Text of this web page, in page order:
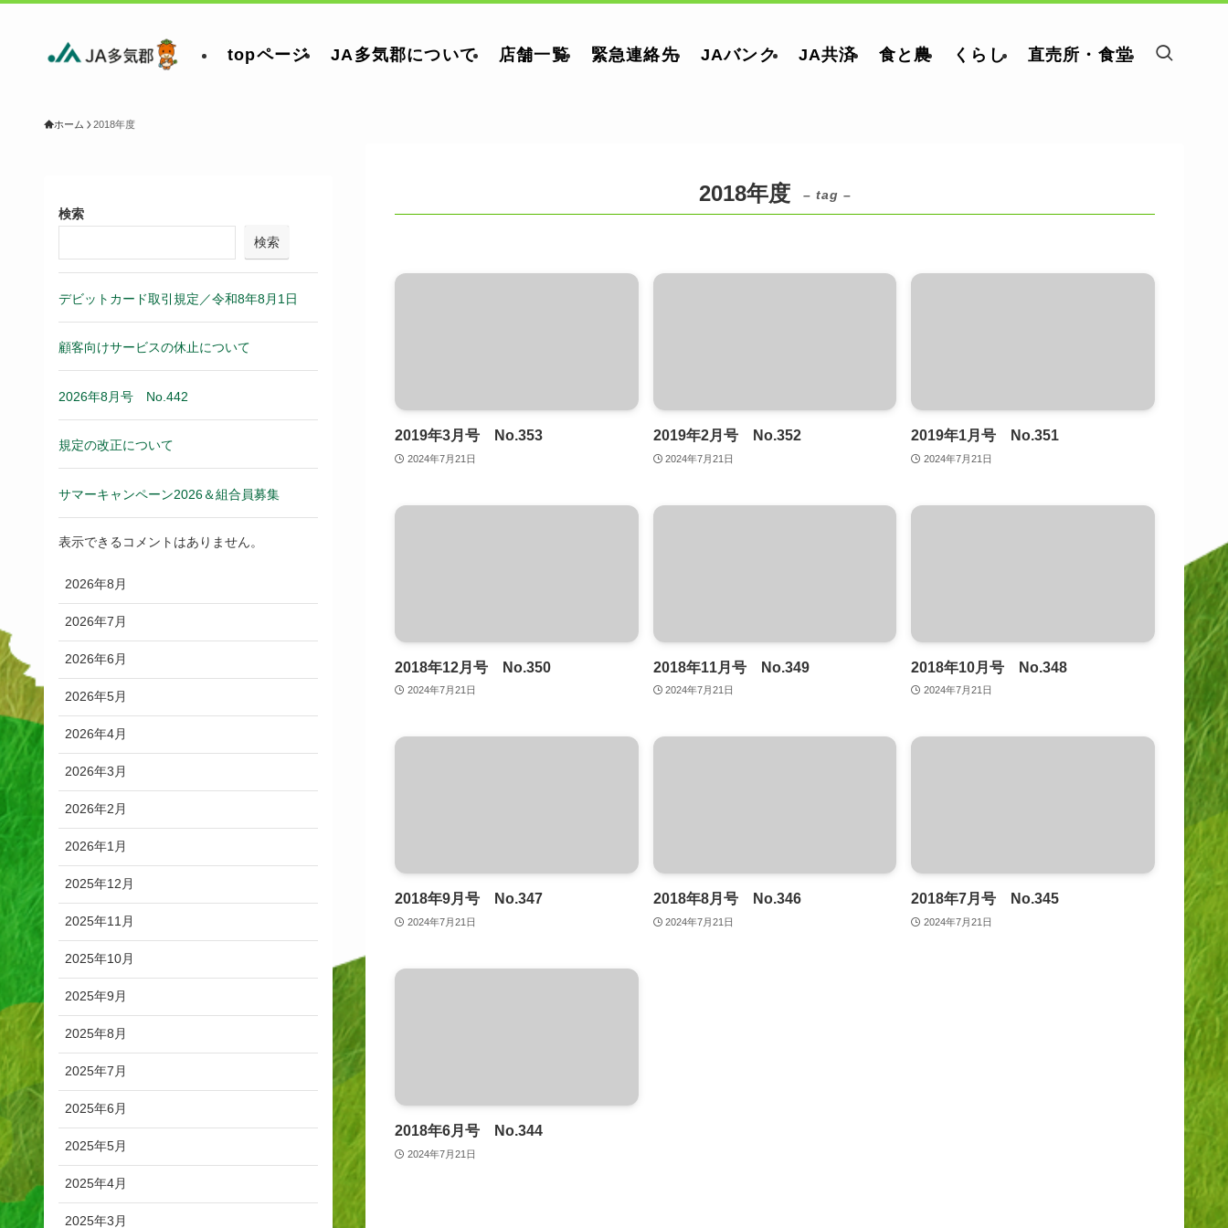
topページ JA多気郡について 店舗一覧 緊急連絡先 JAバンク JA共済 食と農 くらし 直売所・食堂
ホーム 2018年度
2018年度 – tag –
2019年3月号 No.353
2024年7月21日
2019年2月号 No.352
2024年7月21日
2019年1月号 No.351
2024年7月21日
2018年12月号 No.350
2024年7月21日
2018年11月号 No.349
2024年7月21日
2018年10月号 No.348
2024年7月21日
2018年9月号 No.347
2024年7月21日
2018年8月号 No.346
2024年7月21日
2018年7月号 No.345
2024年7月21日
2018年6月号 No.344
2024年7月21日
検索
検索
デビットカード取引規定／令和8年8月1日
顧客向けサービスの休止について
2026年8月号 No.442
規定の改正について
サマーキャンペーン2026＆組合員募集
表示できるコメントはありません。
2026年8月
2026年7月
2026年6月
2026年5月
2026年4月
2026年3月
2026年2月
2026年1月
2025年12月
2025年11月
2025年10月
2025年9月
2025年8月
2025年7月
2025年6月
2025年5月
2025年4月
2025年3月